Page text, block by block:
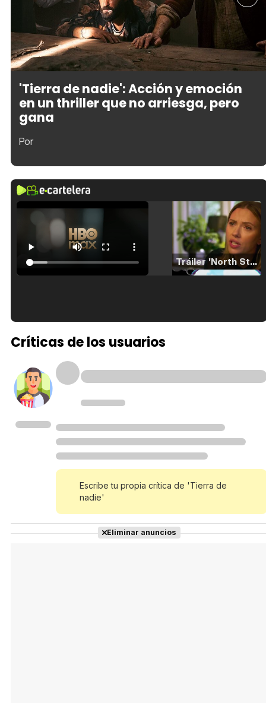
'Tierra de nadie': Acción y emoción
en un thriller que no arriesga, pero
gana
Por
Tráiler 'North Star' (2023)
Tráiler Oficial en VOSE 'The Audacity'
Tráiler en español 'Outcome' (2026)
Críticas de los usuarios
Escribe tu propia crítica de 'Tierra de
nadie'
Eliminar anuncios